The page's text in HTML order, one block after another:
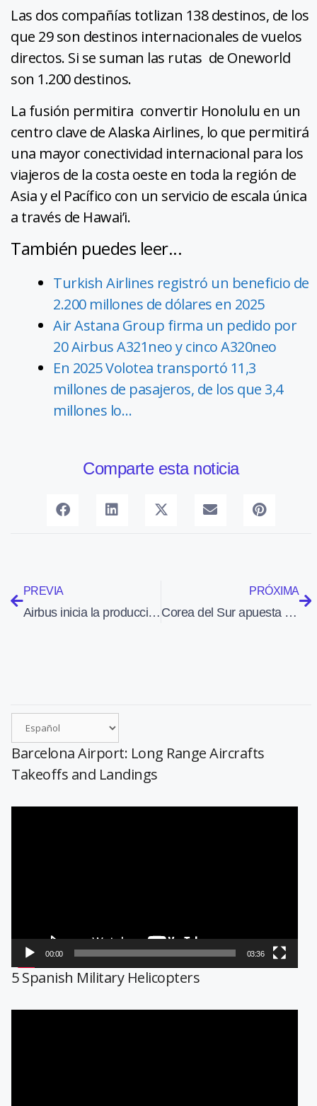
Las dos compañías totlizan 138 destinos, de los
que 29 son destinos internacionales de vuelos
directos. Si se suman las rutas de Oneworld
son 1.200 destinos.
La fusión permitira convertir Honolulu en un
centro clave de Alaska Airlines, lo que permitirá
una mayor conectividad internacional para los
viajeros de la costa oeste en toda la región de
Asia y el Pacífico con un servicio de escala única
a través de Hawai’i.
También puedes leer...
Turkish Airlines registró un beneficio de
2.200 millones de dólares en 2025
Air Astana Group firma un pedido por
20 Airbus A321neo y cinco A320neo
En 2025 Volotea transportó 11,3
millones de pasajeros, de los que 3,4
millones lo…
Comparte esta noticia
PREVIA
Airbus inicia la producción de la segunda generación de satélites Galileo
PRÓXIMA
Corea del Sur apuesta por el Embraer C-390 Milenium
Barcelona Airport: Long Range Aircrafts
Takeoffs and Landings
00:00 03:36
5 Spanish Military Helicopters